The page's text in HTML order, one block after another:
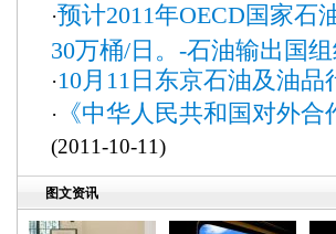
·预计2011年OECD国家石
30万桶/日。-石油输出国组
·10月11日东京石油及油品
·
《中华人民共和国对外
(2011-10-11)
图文资讯